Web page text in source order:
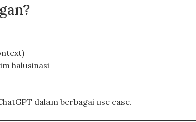
halusinasi
dalam berbagai use case.